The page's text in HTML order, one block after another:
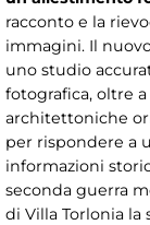
racconto e la
immagini. Il
uno studio
fotografica, oltre
architettoniche
per rispondere a
informazioni
seconda guerra
di Villa Torlonia la